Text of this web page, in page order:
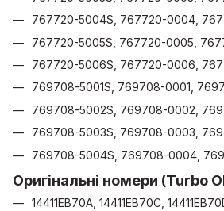
767720-5004S, 767720-0004,
767720-5005S, 767720-0005,
767720-5006S, 767720-0006,
769708-5001S, 769708-0001,
769708-5002S, 769708-0002,
769708-5003S, 769708-0003,
769708-5004S, 769708-0004,
Оригінальні номери (Turbo
14411EB70A, 14411EB70C,